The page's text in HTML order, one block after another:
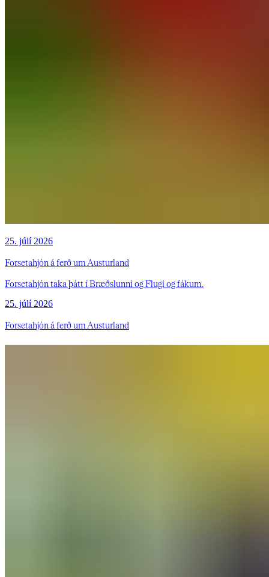
25. júlí 2026
Forsetahjón á ferð um Austurland
Forsetahjón taka þátt í Bræðslunni og Flugi og fákum.
25. júlí 2026
Forsetahjón á ferð um Austurland